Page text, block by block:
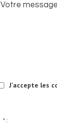
Votre message
J'accepte les
* :